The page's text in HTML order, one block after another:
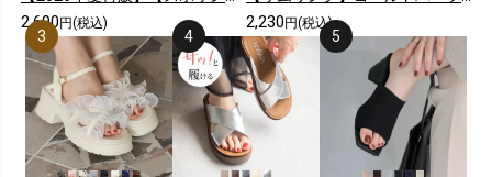
2,690 円(税込) 2,230 円(税込)